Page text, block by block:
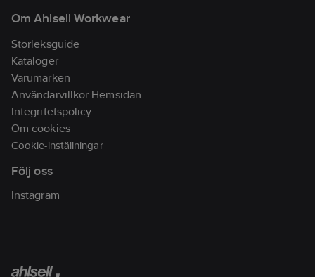
Om Ahlsell Workwear
Storleksguide
Kataloger
Varumärken
Användarvillkor Hemsidan
Integritetspolicy
Om cookies
Cookie-inställningar
Följ oss
Instagram